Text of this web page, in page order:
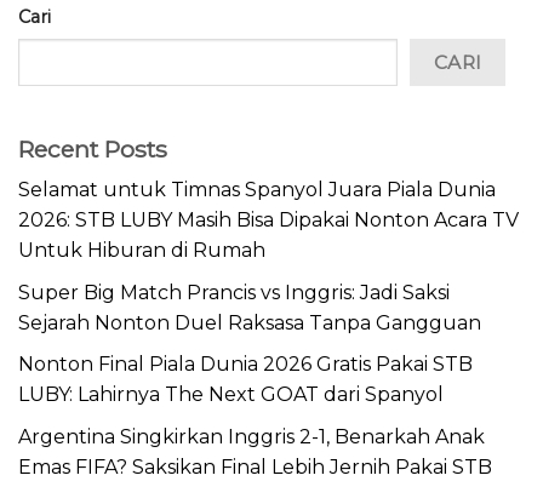
Cari
CARI
Recent Posts
Selamat untuk Timnas Spanyol Juara Piala Dunia
2026: STB LUBY Masih Bisa Dipakai Nonton Acara TV
Untuk Hiburan di Rumah
Super Big Match Prancis vs Inggris: Jadi Saksi
Sejarah Nonton Duel Raksasa Tanpa Gangguan
Nonton Final Piala Dunia 2026 Gratis Pakai STB
LUBY: Lahirnya The Next GOAT dari Spanyol
Argentina Singkirkan Inggris 2-1, Benarkah Anak
Emas FIFA? Saksikan Final Lebih Jernih Pakai STB